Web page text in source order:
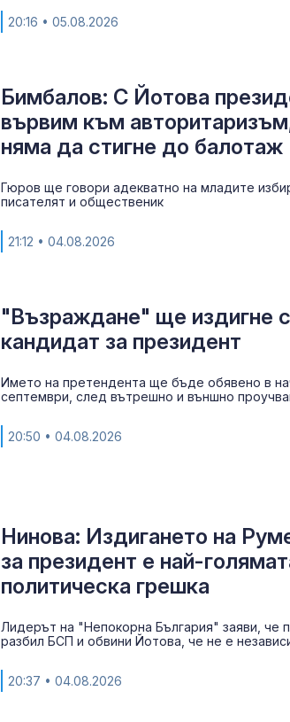
20:16 • 05.08.2026
Бимбалов: С Йотова
вървим към
няма да стигне до балотаж
Гюров ще говори адекватно на младите
писателят и общественик
21:12 • 04.08.2026
"Възраждане" ще издигне
кандидат за президент
Името на претендента ще бъде обявено в
септември, след вътрешно и външно
20:50 • 04.08.2026
Нинова: Издигането на
за президент е най-
политическа грешка
Лидерът на "Непокорна България" заяви, че
разбил БСП и обвини Йотова, че не е
20:37 • 04.08.2026